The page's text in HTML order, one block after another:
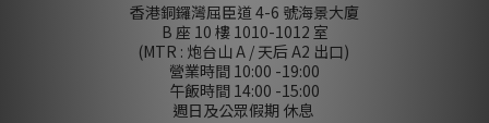
香港銅鑼灣屈臣道 4-6 號海景大廈
B 座 10 樓 1010-1012 室
(MTR : 炮台山 A / 天后 A2 出口)
營業時間 10:00 -19:00
午飯時間 14:00 -15:00
週日及公眾假期 休息